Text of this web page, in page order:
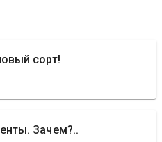
сорт!
Зачем?..